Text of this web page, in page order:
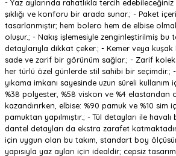
- Yaz aylarında rahatlıkla tercih edebileceğiniz
şıklığı ve konforu bir arada sunar.; - Paket
tasarlanmıştır; hem bolero hem de elbise
oluşur.; - Nakış işlemesiyle zenginleştirilmiş bu
detaylarıyla dikkat çeker.; - Kemer veya kuşak
sade ve zarif bir görünüm sağlar.; - Zarif
her türlü özel günlerde stil sahibi bir seçimdir.;
yıkama imkanı sayesinde uzun süreli
%38 polyester, %58 viskon ve %4 elastandan
kazandırırken, elbise: %90 pamuk ve %10 sim
pamuktan yapılmıştır.; - Tül detayları ile
dantel detayları da ekstra zarafet
için uygun olan bu takım, standart boy
yapısıyla yaz ayları için idealdir; cepsiz